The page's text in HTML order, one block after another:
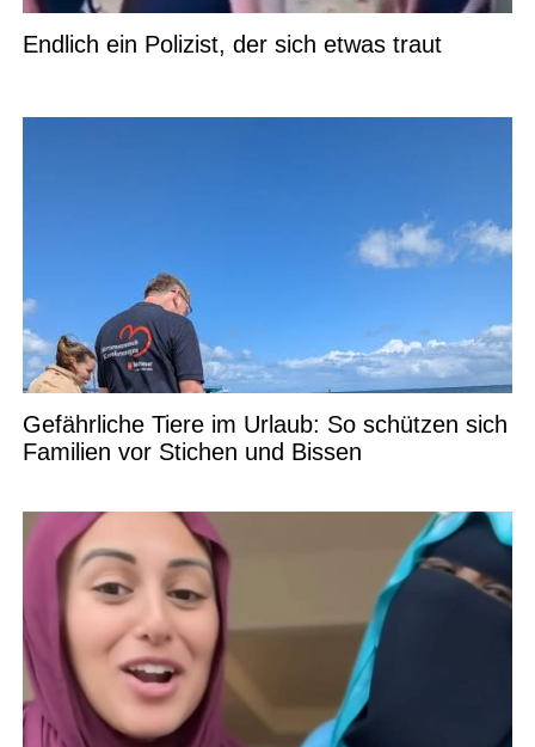
Endlich ein Polizist, der sich etwas traut
Gefährliche Tiere im Urlaub: So schützen sich
Familien vor Stichen und Bissen